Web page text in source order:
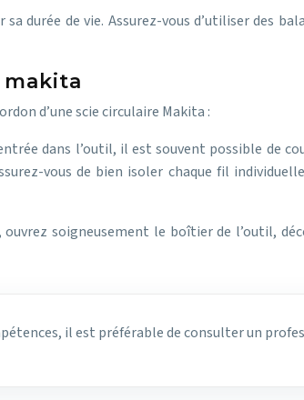
de vie. Assurez-vous d’utiliser des
d’une scie circulaire Makita :
dans l’outil, il est souvent possible de
vous de bien isoler chaque fil
soigneusement le boîtier de l’outil,
il est préférable de consulter un